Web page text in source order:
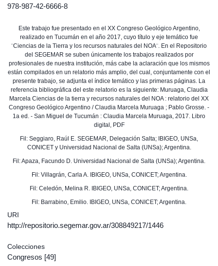
978-987-42-6666-8
Este trabajo fue presentado en el XX Congreso Geológico Argentino,
realizado en Tucumán en el año 2017, cuyo título y eje temático fue
¨Ciencias de la Tierra y los recursos naturales del NOA¨. En el Repositorio
del SEGEMAR se suben únicamente los trabajos realizados por
profesionales de nuestra institución, más cabe la aclaración que los mismos
están compilados en un relatorio más amplio, del cual, conjuntamente con el
presente trabajo, se adjunta el índice temático y las primeras páginas. La
referencia bibliográfica del este relatorio es la siguiente: Muruaga, Claudia
Marcela Ciencias de la tierra y recursos naturales del NOA : relatorio del XX
Congreso Geológico Argentino / Claudia Marcela Muruaga ; Pablo Grosse. -
1a ed. - San Miguel de Tucumán : Claudia Marcela Muruaga, 2017. Libro
digital, PDF
Fil: Seggiaro, Raúl E. SEGEMAR, Delegación Salta; IBIGEO, UNSa,
CONICET y Universidad Nacional de Salta (UNSa); Argentina.
Fil: Apaza, Facundo D. Universidad Nacional de Salta (UNSa); Argentina.
Fil: Villagrán, Carla A. IBIGEO, UNSa, CONICET; Argentina.
Fil: Celedón, Melina R. IBIGEO, UNSa, CONICET; Argentina.
Fil: Barrabino, Emilio. IBIGEO, UNSa, CONICET; Argentina.
URI
http://repositorio.segemar.gov.ar/308849217/1446
Colecciones
Congresos [49]